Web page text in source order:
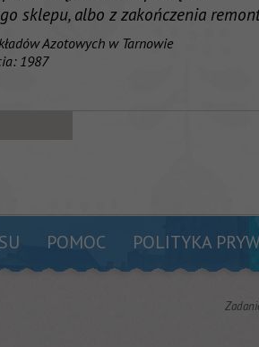
sklepu, albo z zakończenia
Azotowych w Tarnowie
1987
POMOC POLITYKA